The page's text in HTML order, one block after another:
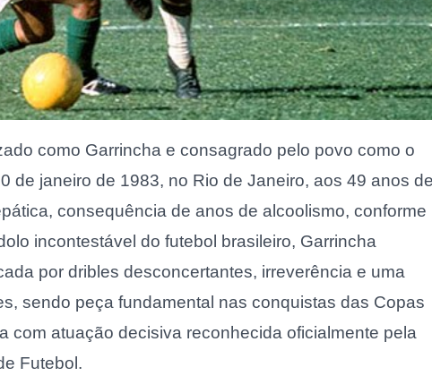
como Garrincha e consagrado pelo povo como o
de janeiro de 1983, no Rio de Janeiro, aos 49 anos
consequência de anos de alcoolismo, conforme
incontestável do futebol brasileiro, Garrincha
por dribles desconcertantes, irreverência e uma
sendo peça fundamental nas conquistas das Copas
com atuação decisiva reconhecida oficialmente pela
Futebol.